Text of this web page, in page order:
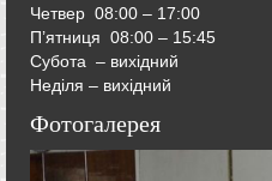
Четвер 08:00 – 17:00
П’ятниця 08:00 – 15:45
Субота – вихідний
Неділя – вихідний
Фотогалерея